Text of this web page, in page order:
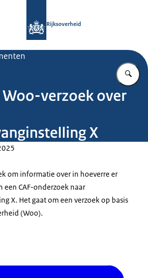
Rijksoverheid
verzoek over
X
om informatie over in hoeverre er
een CAF-onderzoek naar
X. Het gaat om een verzoek op basis
(Woo).